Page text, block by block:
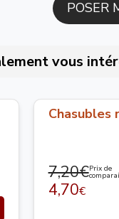
vous
Chasubles
7,20€Prix de
4,70€